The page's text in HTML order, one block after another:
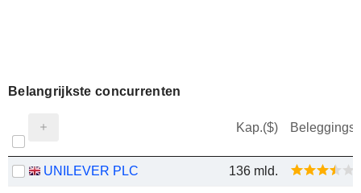
Belangrijkste concurrenten
Kap.($) Beleggings
UNILEVER PLC 136 mld.